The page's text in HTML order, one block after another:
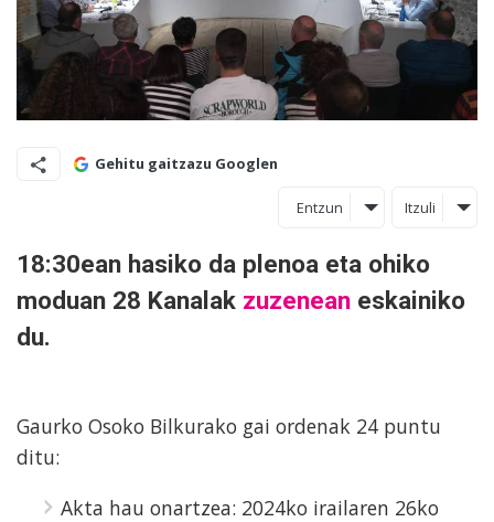
Gehitu gaitzazu Googlen
Entzun Itzuli
18:30ean hasiko da plenoa eta ohiko
moduan 28 Kanalak zuzenean eskainiko
du.
Gaurko Osoko Bilkurako gai ordenak 24 puntu
ditu:
Akta hau onartzea: 2024ko irailaren 26ko